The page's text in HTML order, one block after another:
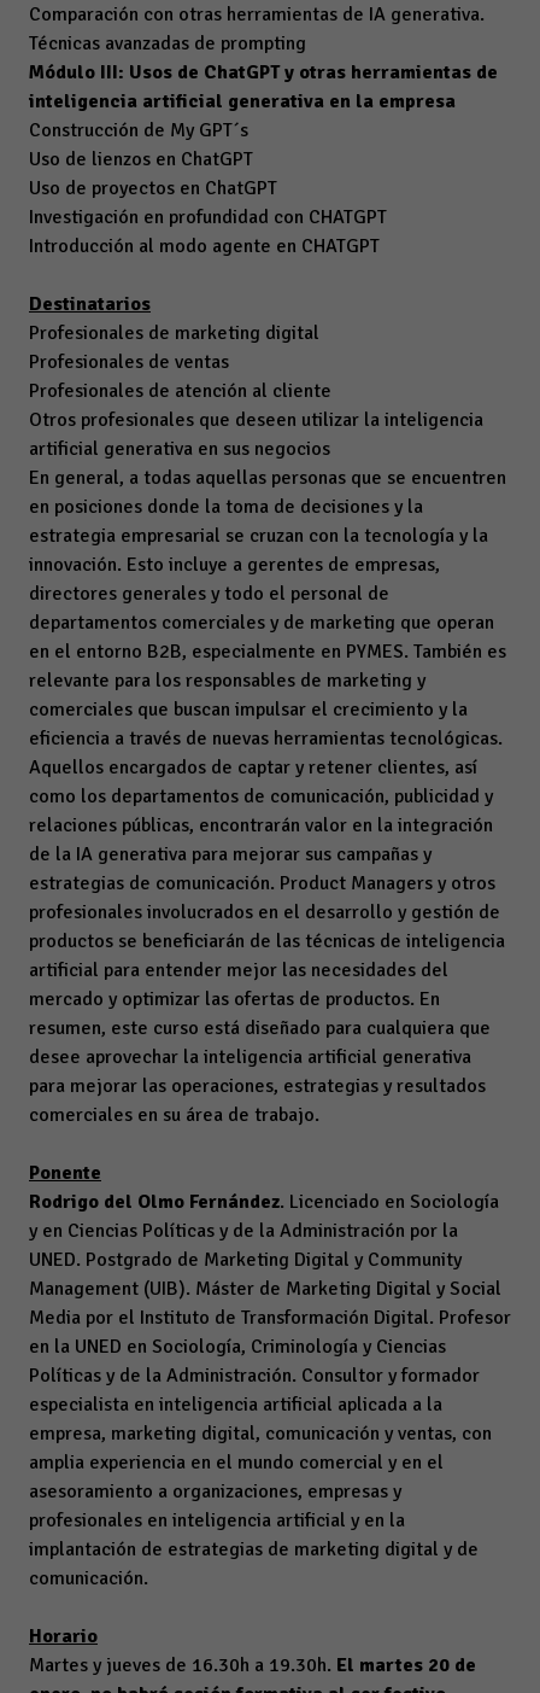
Comparación con otras herramientas de IA generativa.
Técnicas avanzadas de prompting
Módulo III: Usos de ChatGPT y otras herramientas de
inteligencia artificial generativa en la empresa
Construcción de My GPT´s
Uso de lienzos en ChatGPT
Uso de proyectos en ChatGPT
Investigación en profundidad con CHATGPT
Introducción al modo agente en CHATGPT
Destinatarios
Profesionales de marketing digital
Profesionales de ventas
Profesionales de atención al cliente
Otros profesionales que deseen utilizar la inteligencia
artificial generativa en sus negocios
En general, a todas aquellas personas que se encuentren
en posiciones donde la toma de decisiones y la
estrategia empresarial se cruzan con la tecnología y la
innovación. Esto incluye a gerentes de empresas,
directores generales y todo el personal de
departamentos comerciales y de marketing que operan
en el entorno B2B, especialmente en PYMES. También es
relevante para los responsables de marketing y
comerciales que buscan impulsar el crecimiento y la
eficiencia a través de nuevas herramientas tecnológicas.
Aquellos encargados de captar y retener clientes, así
como los departamentos de comunicación, publicidad y
relaciones públicas, encontrarán valor en la integración
de la IA generativa para mejorar sus campañas y
estrategias de comunicación. Product Managers y otros
profesionales involucrados en el desarrollo y gestión de
productos se beneficiarán de las técnicas de inteligencia
artificial para entender mejor las necesidades del
mercado y optimizar las ofertas de productos. En
resumen, este curso está diseñado para cualquiera que
desee aprovechar la inteligencia artificial generativa
para mejorar las operaciones, estrategias y resultados
comerciales en su área de trabajo.
Ponente
Rodrigo del Olmo Fernández. Licenciado en Sociología
y en Ciencias Políticas y de la Administración por la
UNED. Postgrado de Marketing Digital y Community
Management (UIB). Máster de Marketing Digital y Social
Media por el Instituto de Transformación Digital. Profesor
en la UNED en Sociología, Criminología y Ciencias
Políticas y de la Administración. Consultor y formador
especialista en inteligencia artificial aplicada a la
empresa, marketing digital, comunicación y ventas, con
amplia experiencia en el mundo comercial y en el
asesoramiento a organizaciones, empresas y
profesionales en inteligencia artificial y en la
implantación de estrategias de marketing digital y de
comunicación.
Horario
Martes y jueves de 16.30h a 19.30h. El martes 20 de